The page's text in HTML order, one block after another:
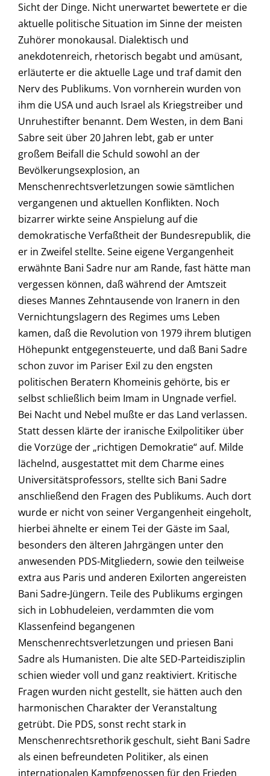
Sicht der Dinge. Nicht unerwartet bewertete er die
aktuelle politische Situation im Sinne der meisten
Zuhörer monokausal. Dialektisch und
anekdotenreich, rhetorisch begabt und amüsant,
erläuterte er die aktuelle Lage und traf damit den
Nerv des Publikums. Von vornherein wurden von
ihm die USA und auch Israel als Kriegstreiber und
Unruhestifter benannt. Dem Westen, in dem Bani
Sabre seit über 20 Jahren lebt, gab er unter
großem Beifall die Schuld sowohl an der
Bevölkerungsexplosion, an
Menschenrechtsverletzungen sowie sämtlichen
vergangenen und aktuellen Konflikten. Noch
bizarrer wirkte seine Anspielung auf die
demokratische Verfaßtheit der Bundesrepublik, die
er in Zweifel stellte. Seine eigene Vergangenheit
erwähnte Bani Sadre nur am Rande, fast hätte man
vergessen können, daß während der Amtszeit
dieses Mannes Zehntausende von Iranern in den
Vernichtungslagern des Regimes ums Leben
kamen, daß die Revolution von 1979 ihrem blutigen
Höhepunkt entgegensteuerte, und daß Bani Sadre
schon zuvor im Pariser Exil zu den engsten
politischen Beratern Khomeinis gehörte, bis er
selbst schließlich beim Imam in Ungnade verfiel.
Bei Nacht und Nebel mußte er das Land verlassen.
Statt dessen klärte der iranische Exilpolitiker über
die Vorzüge der „richtigen Demokratie“ auf. Milde
lächelnd, ausgestattet mit dem Charme eines
Universitätsprofessors, stellte sich Bani Sadre
anschließend den Fragen des Publikums. Auch dort
wurde er nicht von seiner Vergangenheit eingeholt,
hierbei ähnelte er einem Tei der Gäste im Saal,
besonders den älteren Jahrgängen unter den
anwesenden PDS-Mitgliedern, sowie den teilweise
extra aus Paris und anderen Exilorten angereisten
Bani Sadre-Jüngern. Teile des Publikums ergingen
sich in Lobhudeleien, verdammten die vom
Klassenfeind begangenen
Menschenrechtsverletzungen und priesen Bani
Sadre als Humanisten. Die alte SED-Parteidisziplin
schien wieder voll und ganz reaktiviert. Kritische
Fragen wurden nicht gestellt, sie hätten auch den
harmonischen Charakter der Veranstaltung
getrübt. Die PDS, sonst recht stark in
Menschenrechtsrethorik geschult, sieht Bani Sadre
als einen befreundeten Politiker, als einen
internationalen Kampfgenossen für den Frieden